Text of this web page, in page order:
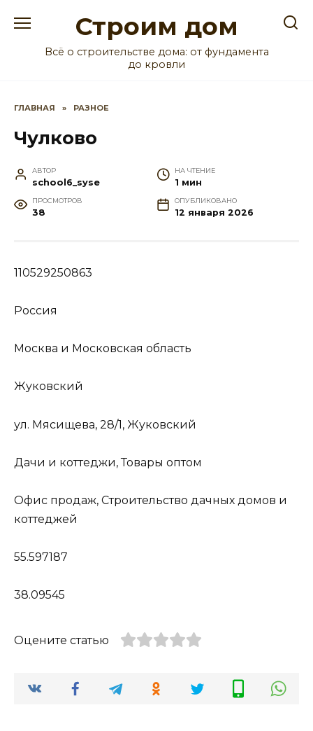
Строим дом
Всё о строительстве дома: от фундамента
до кровли
ГЛАВНАЯ » РАЗНОЕ
Чулково
АВТОР
school6_syse
НА ЧТЕНИЕ
1 мин
ПРОСМОТРОВ
38
ОПУБЛИКОВАНО
12 января 2026
110529250863
Россия
Москва и Московская область
Жуковский
ул. Мясищева, 28/1, Жуковский
Дачи и коттеджи, Товары оптом
Офис продаж, Строительство дачных домов и
коттеджей
55.597187
38.09545
Оцените статью